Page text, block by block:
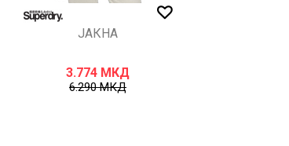
ЈАКНА
3.774 МКД
6.290МКД